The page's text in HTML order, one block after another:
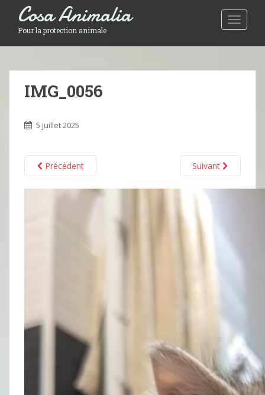
Toggle
Cosa Animalia
Pour la protection animale
IMG_0056
5 juillet 2025
Précédent Suivant